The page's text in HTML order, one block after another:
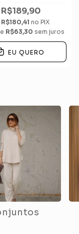
R$189,90
R$180,41 no PIX
R$63,30 sem juros
EU QUERO